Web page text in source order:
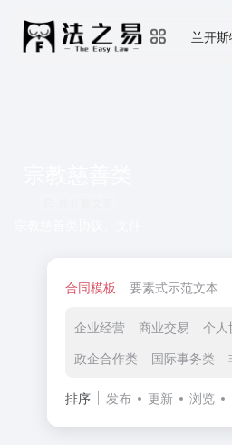
兰开
合同模板 要素式示范文本
企业经营 商业交易 个人
政企合作类
国际事务类
排序 发布 更新 浏览